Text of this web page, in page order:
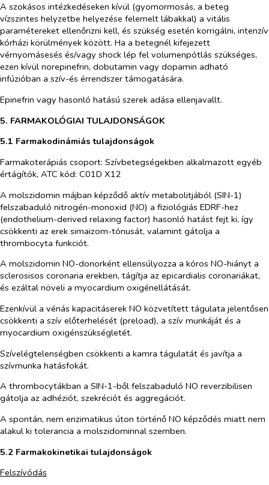
A szokásos intézkedéseken kívül (gyomormosás, a beteg
vízszintes helyzetbe helyezése felemelt lábakkal) a vitális
paramétereket ellenőrizni kell, és szükség esetén korrigálni, intenzív
kórházi körülmények között. Ha a betegnél kifejezett
vérnyomásesés és/vagy shock lép fel volumenpótlás szükséges,
ezen kívül norepinefrin, dobutamin vagy dopamin adható
infúzióban a szív-és érrendszer támogatására.
Epinefrin vagy hasonló hatású szerek adása ellenjavallt.
5. FARMAKOLÓGIAI TULAJDONSÁGOK
5.1 Farmakodinámiás tulajdonságok
Farmakoterápiás csoport: Szívbetegségekben alkalmazott egyéb
értágítók, ATC kód: C01D X12
A molszidomin májban képződő aktív metabolitjából (SIN-1)
felszabaduló nitrogén-monoxid (NO) a fiziológiás EDRF-hez
(endothelium-derived relaxing factor) hasonló hatást fejt ki, így
csökkenti az erek simaizom-tónusát, valamint gátolja a
thrombocyta funkciót.
A molszidomin NO-donorként ellensúlyozza a kóros NO-hiányt a
sclerosisos coronaria erekben, tágítja az epicardialis coronariákat,
és ezáltal növeli a myocardium oxigénellátását.
Ezenkívül a vénás kapacitáserek NO közvetített tágulata jelentősen
csökkenti a szív előterhelését (preload), a szív munkáját és a
myocardium oxigénszükségletét.
Szívelégtelenségben csökkenti a kamra tágulatát és javítja a
szívmunka hatásfokát.
A thrombocytákban a SIN-1-ből felszabaduló NO reverzibilisen
gátolja az adhéziót, szekréciót és aggregációt.
A spontán, nem enzimatikus úton történő NO képződés miatt nem
alakul ki tolerancia a molszidominnal szemben.
5.2 Farmakokinetikai tulajdonságok
Felszívódás